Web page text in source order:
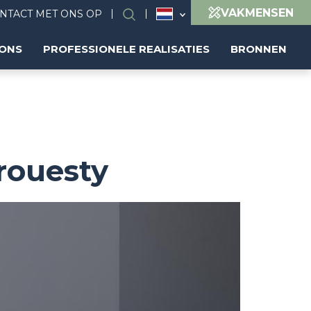
MET ONS OP Search VAKMENSEN
PROFESSIONELE REALISATIES BRONNEN